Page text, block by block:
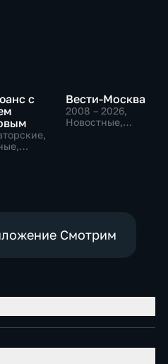
с
Вести-Москва
2008 – 2026,
Новостные,
Смотрим